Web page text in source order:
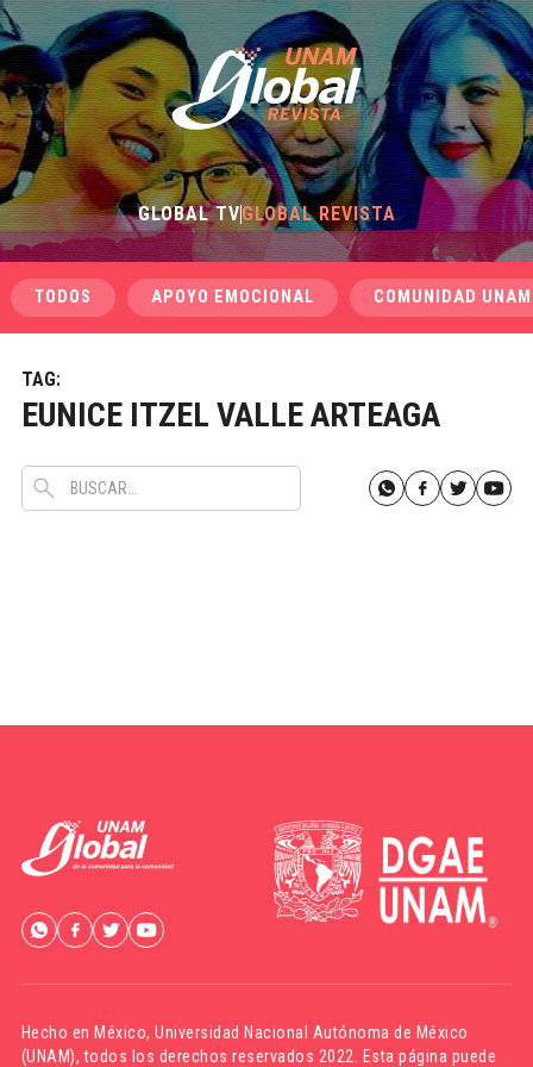
GLOBAL TVGLOBAL REVISTA
TODOS APOYO EMOCIONAL COMUNIDAD UNAM
TAG:
EUNICE ITZEL VALLE ARTEAGA
Hecho en México,Universidad Nacional Autónoma de México
(UNAM), todos los derechos reservados 2022. Esta página puede